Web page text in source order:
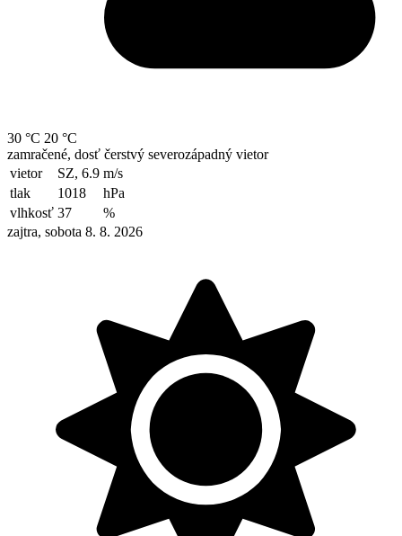
30 °C 20 °C
zamračené, dosť čerstvý severozápadný vietor
vietor
SZ, 6.9 m/s
tlak
1018
hPa
vlhkosť 37
%
zajtra, sobota 8. 8. 2026